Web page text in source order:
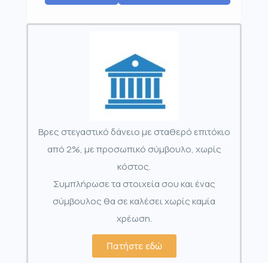
Βρες στεγαστικό δάνειο με σταθερό επιτόκιο
από 2%, με προσωπικό σύμβουλο, χωρίς
κόστος.
Συμπλήρωσε τα στοιχεία σου και ένας
σύμβουλος θα σε καλέσει χωρίς καμία
χρέωση.
Πατήστε εδώ